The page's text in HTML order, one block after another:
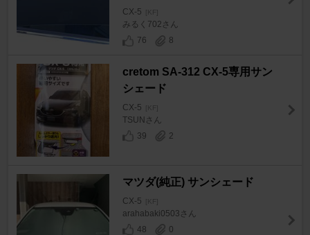
CX-5 [KF]
みるく702さん
76
8
cretom SA-312 CX-5専用サン
シェード
CX-5 [KF]
TSUNさん
39
2
マツダ(純正) サンシェード
CX-5 [KF]
arahabaki0503さん
48
0